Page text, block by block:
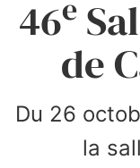
46e
de
Du 26
la